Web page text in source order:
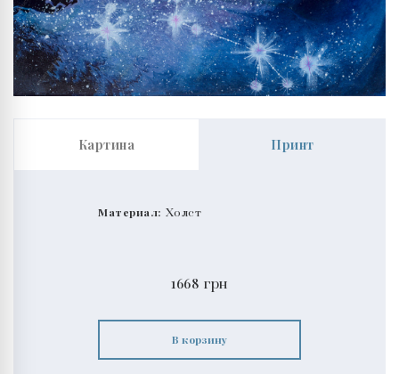
Картина Принт
Материал: Холст
1668 грн
В корзину